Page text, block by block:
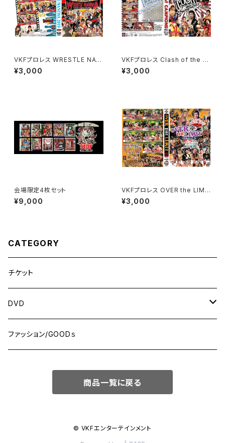
VKFプロレス WRESTLE NANI
WA 2019
¥3,000
VKFプロレス Clash of the C
hampions 2017
¥3,000
会場限定4枚セット
¥9,000
VKFプロレス OVER the LIMI
T 2020
¥3,000
CATEGORY
チケット
DVD
MONDAY NIGHT ”Brawl”! シリーズ
ファッション/GOODｓ
商品一覧に戻る
© VKFエンターテインメント